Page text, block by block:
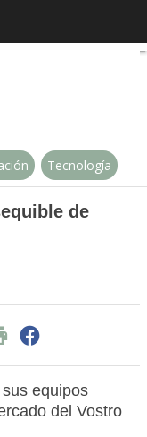
a precio
Tecnología
de
equipos
del Vostro